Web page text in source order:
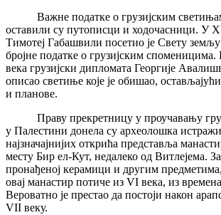
Важне податке о грузијским
оставили су путописци и ходочасници. У
Тимотеј Габашвили посетио је Свету
бројне податке о грузијским
века грузијски дипломата Георгије
описао светиње које је обишао,
и планове.
Праву прекретницу у проучавању
у Палестини донела су археолошка
најзначајнијих открића представља
месту Бир ел-Кут, недалеко од Витлејема.
пронађеној керамици и другим
овај манастир потиче из VI века, из
Вероватно је престао да постоји након
VII веку.